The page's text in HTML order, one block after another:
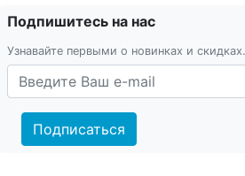
Подпишитесь на нас
Узнавайте первыми о новинках и скидках.
Подписаться